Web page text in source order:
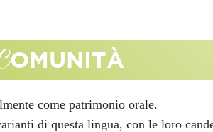
OMUNITÀ
come patrimonio orale.
di questa lingua, con le loro